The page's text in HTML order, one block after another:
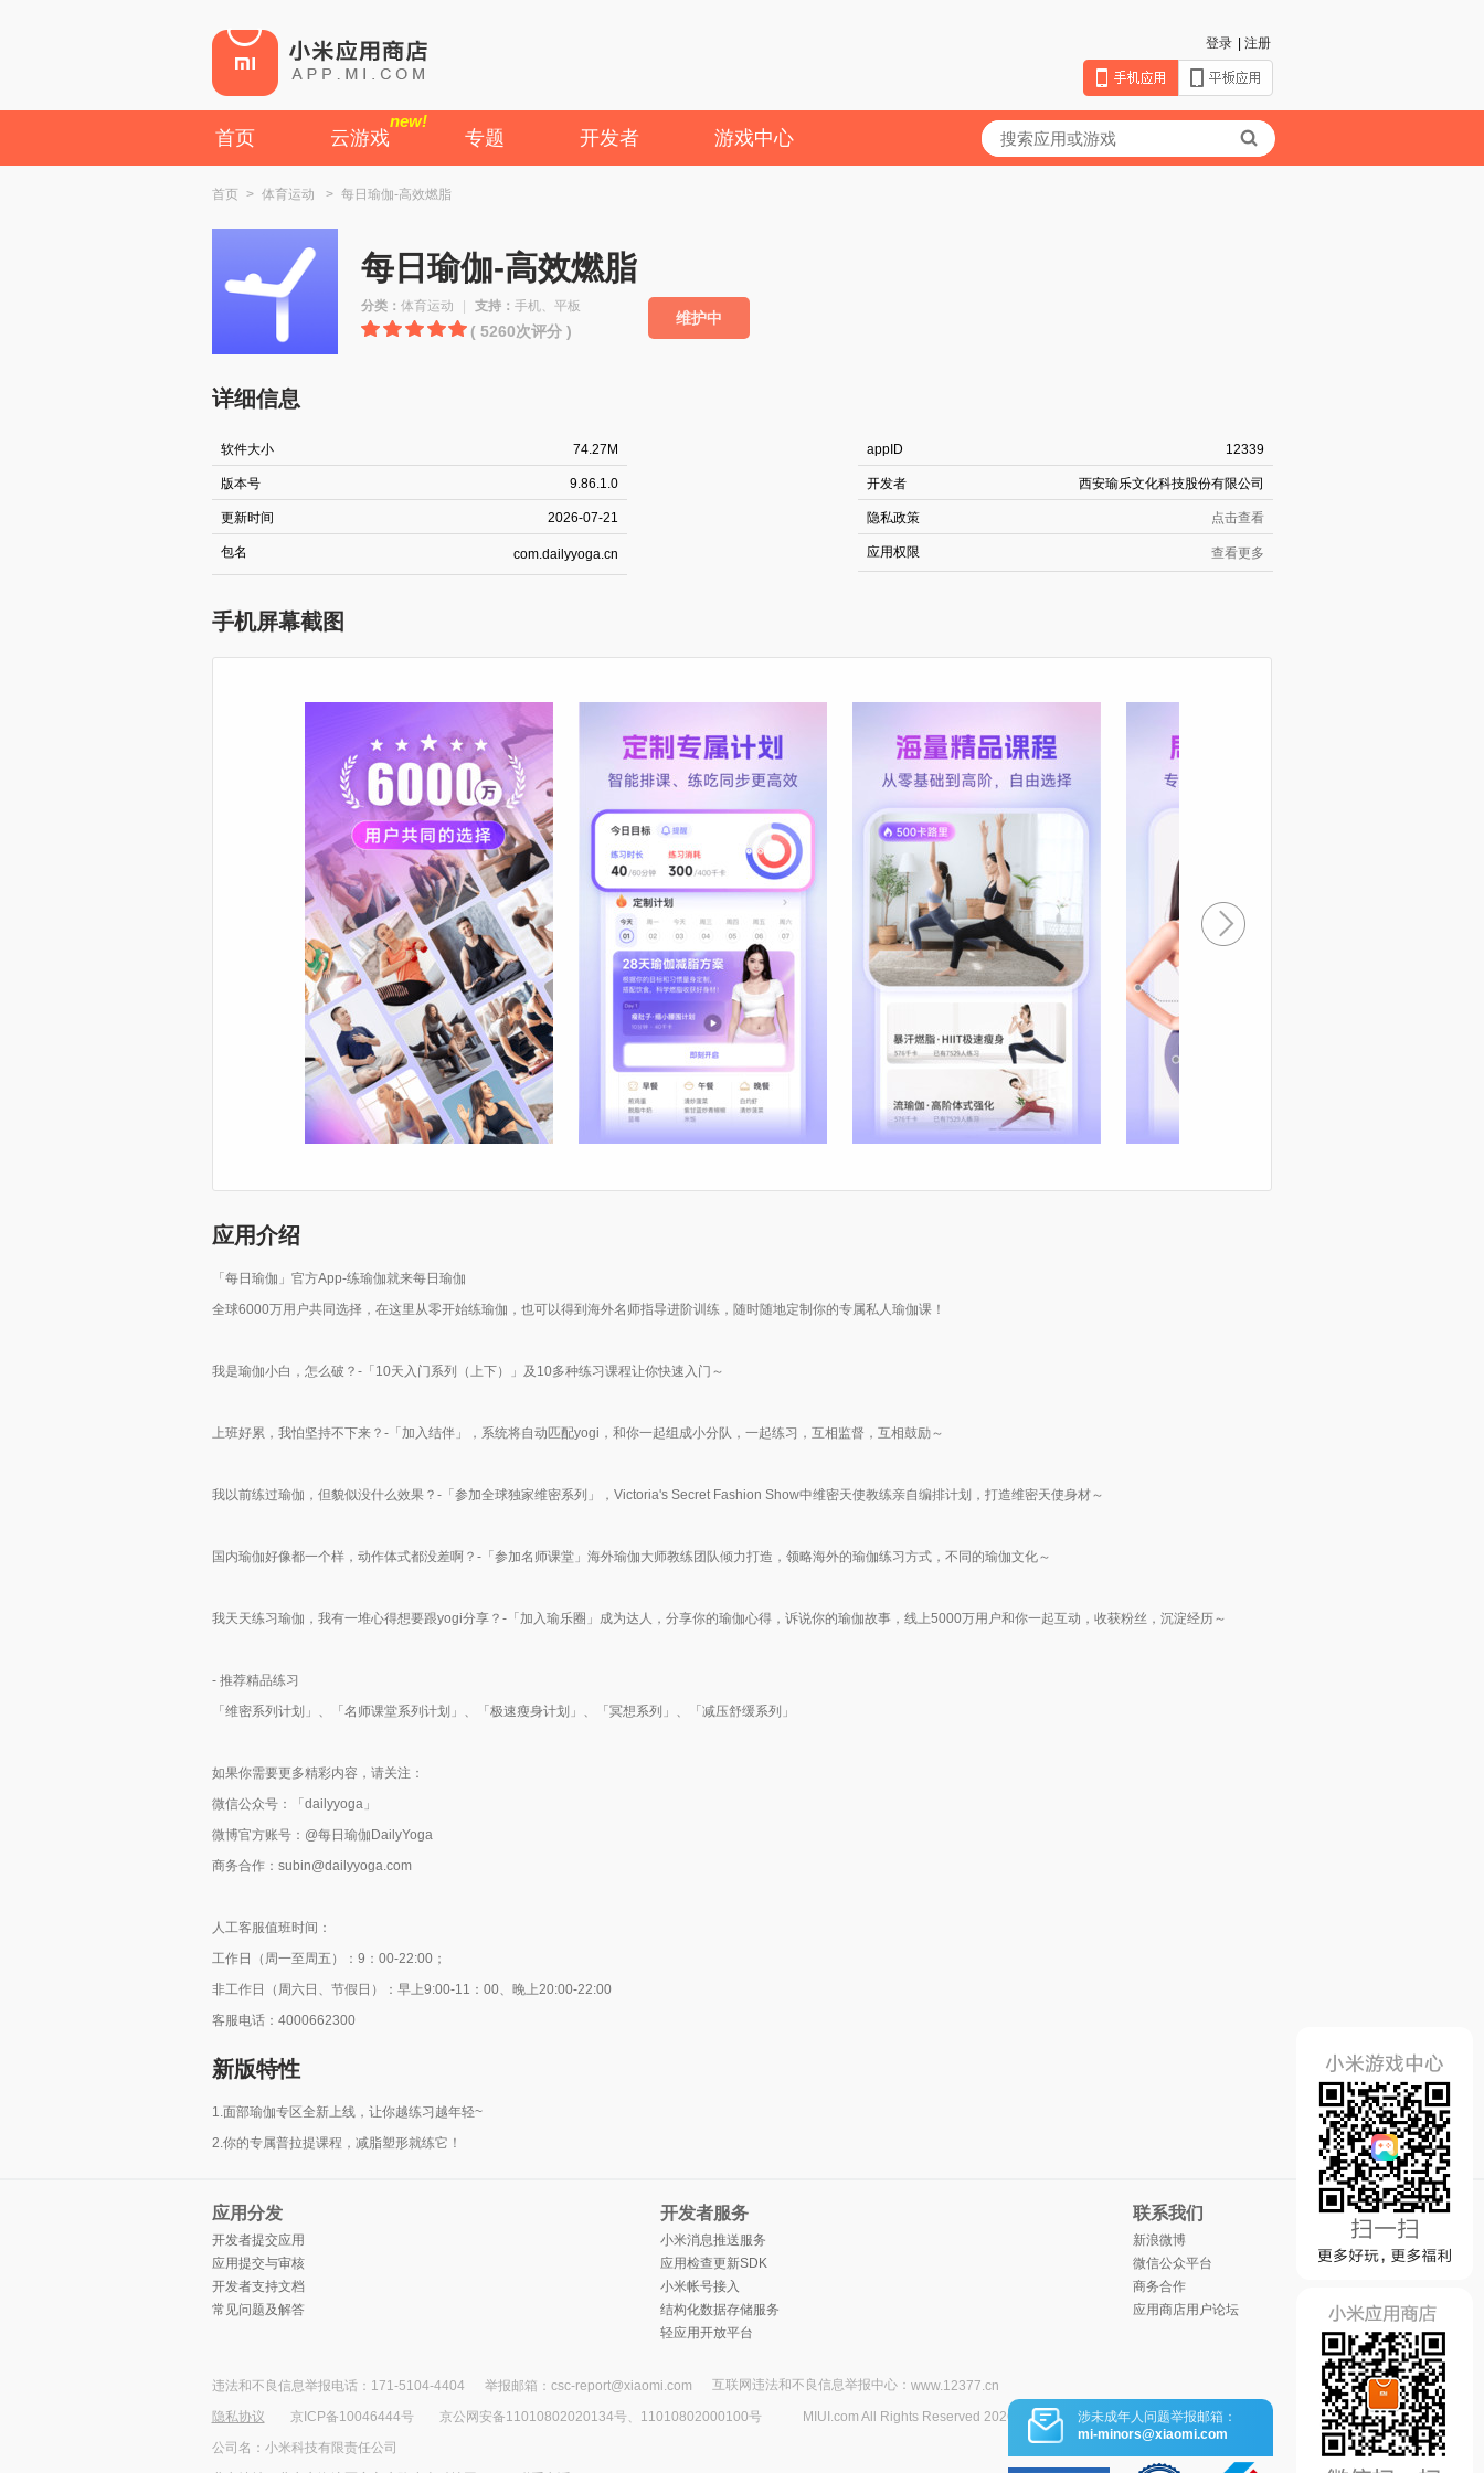
注册
登录
首页 云游戏
new!
专题 开发者 游戏中心
首页 > 体育运动 > 每日瑜伽-高效燃脂
每日瑜伽-高效燃脂
分类： 体育运动 支持： 手机、平板
( 5260次评分 )
维护中
详细信息
软件大小 74.27M appID 12339
版本号 9.86.1.0 开发者 西安瑜乐文化科技股份有限公司
更新时间 2026-07-21 隐私政策 点击查看
包名 com.dailyyoga.cn 应用权限 查看更多
手机屏幕截图
应用介绍
「每日瑜伽」官方App-练瑜伽就来每日瑜伽
全球6000万用户共同选择，在这里从零开始练瑜伽，也可以得到海外名师指导进阶训练，随时随地定制你的专属私人瑜伽课！
我是瑜伽小白，怎么破？-「10天入门系列（上下）」及10多种练习课程让你快速入门～
上班好累，我怕坚持不下来？-「加入结伴」，系统将自动匹配yogi，和你一起组成小分队，一起练习，互相监督，互相鼓励～
我以前练过瑜伽，但貌似没什么效果？-「参加全球独家维密系列」，Victoria's Secret Fashion Show中维密天使教练亲自编排计划，打造维密天使身材～
国内瑜伽好像都一个样，动作体式都没差啊？-「参加名师课堂」海外瑜伽大师教练团队倾力打造，领略海外的瑜伽练习方式，不同的瑜伽文化～
我天天练习瑜伽，我有一堆心得想要跟yogi分享？-「加入瑜乐圈」成为达人，分享你的瑜伽心得，诉说你的瑜伽故事，线上5000万用户和你一起互动，收获粉丝，沉淀经历～
- 推荐精品练习
「维密系列计划」、「名师课堂系列计划」、「极速瘦身计划」、「冥想系列」、「减压舒缓系列」
如果你需要更多精彩内容，请关注：
微信公众号：「dailyyoga」
微博官方账号：@每日瑜伽DailyYoga
商务合作：subin@dailyyoga.com
人工客服值班时间：
工作日（周一至周五）：9：00-22:00；
非工作日（周六日、节假日）：早上9:00-11：00、晚上20:00-22:00
客服电话：4000662300
新版特性
1.面部瑜伽专区全新上线，让你越练习越年轻~
2.你的专属普拉提课程，减脂塑形就练它！
应用分发
开发者提交应用
应用提交与审核
开发者支持文档
常见问题及解答
开发者服务
小米消息推送服务
应用检查更新SDK
小米帐号接入
结构化数据存储服务
轻应用开放平台
联系我们
新浪微博
微信公众平台
商务合作
应用商店用户论坛
违法和不良信息举报电话：171-5104-4404 举报邮箱：csc-report@xiaomi.com 互联网违法和不良信息举报中心： www.12377.cn
隐私协议
京ICP备10046444号 京公网安备11010802020134号、11010802000100号
MIUI.com All Rights Reserved 2026
公司名：小米科技有限责任公司
涉未成年人问题举报邮箱：
mi-minors@xiaomi.com